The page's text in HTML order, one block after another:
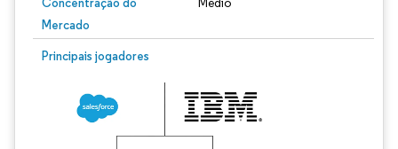
Mercado
Médio
Principais jogadores
Imagem © Mordor Intelligence. O reuso requer atribuição conforme CC BY 4.0.